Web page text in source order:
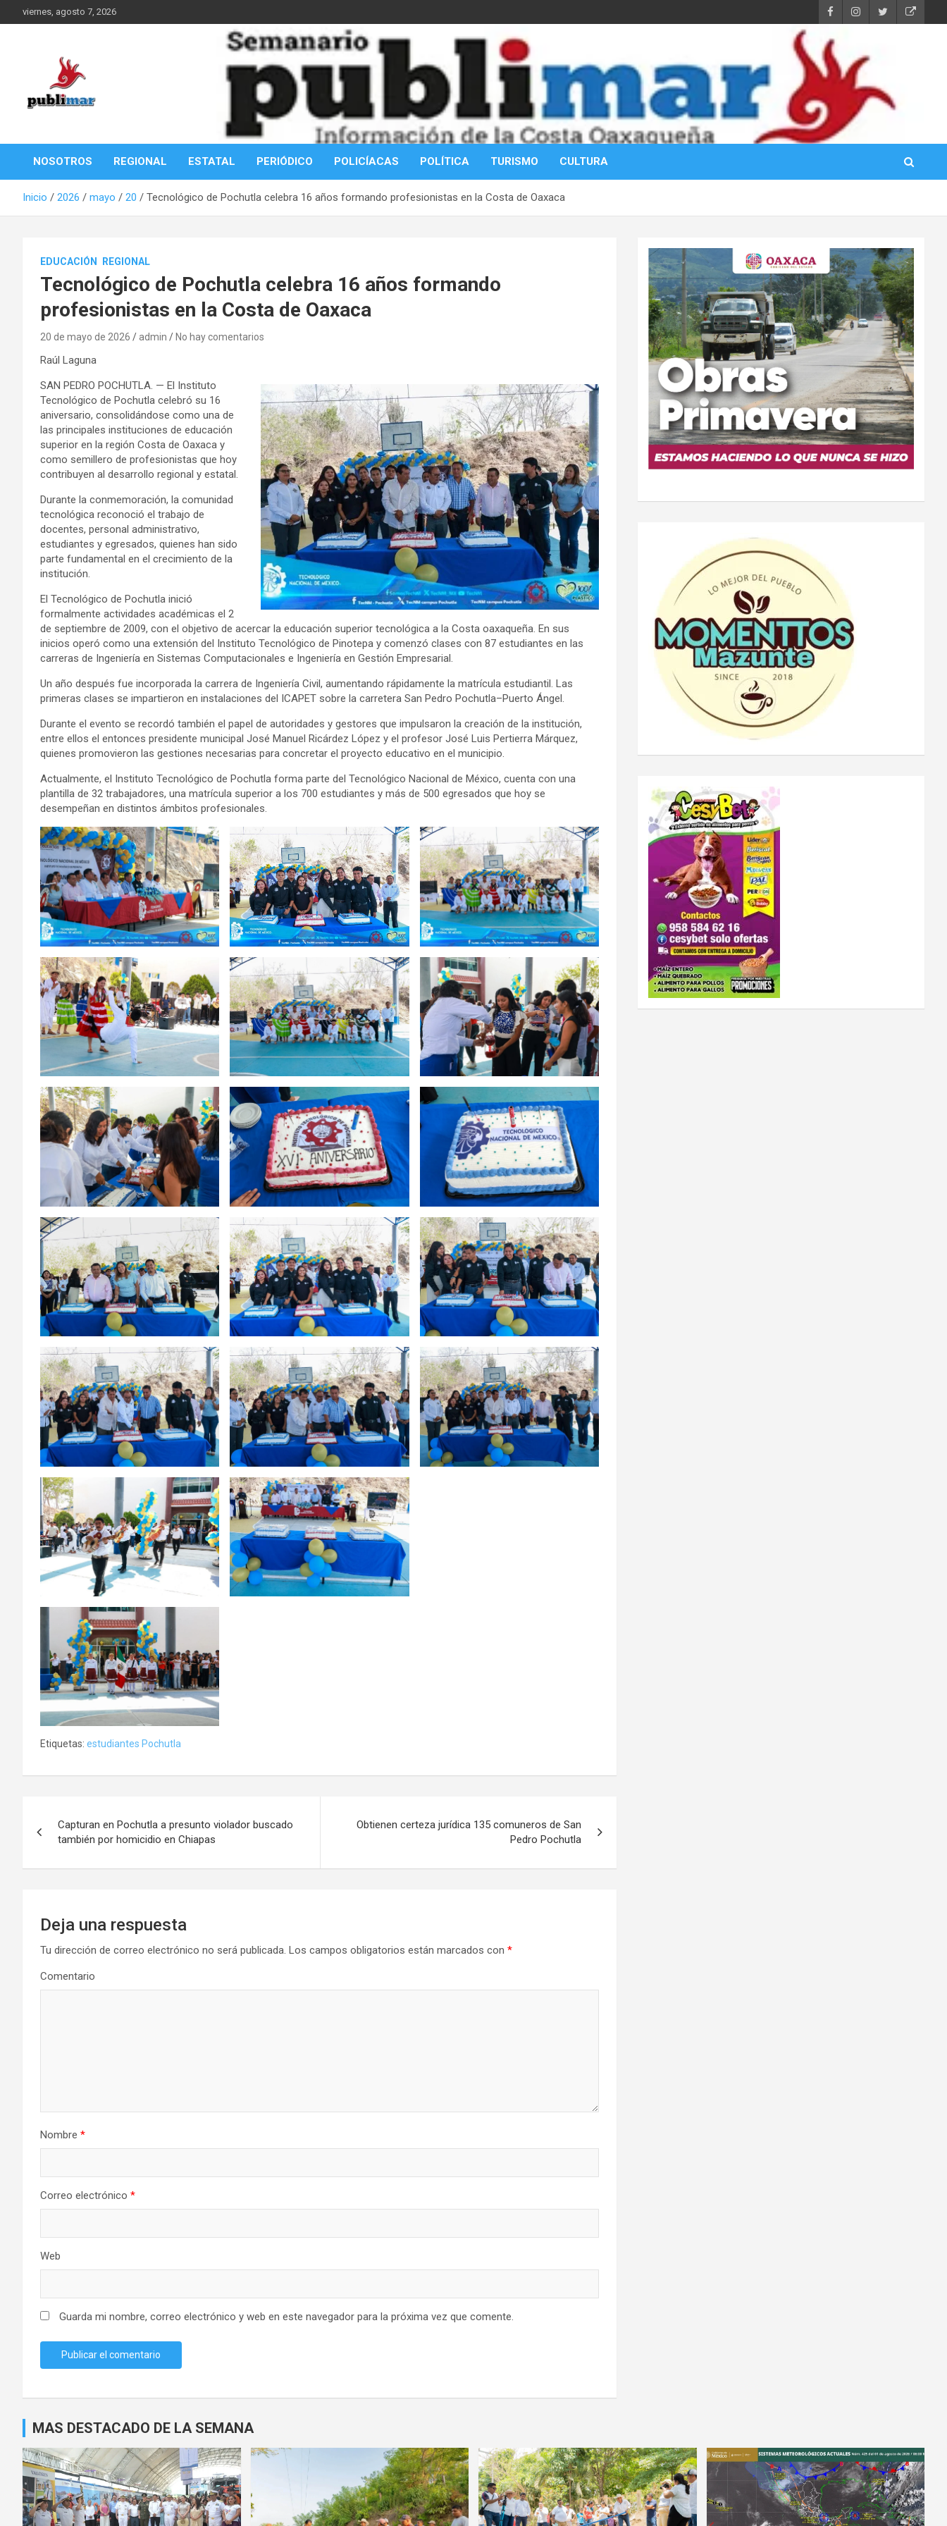
al
viernes, agosto 7, 2026
PubliMar
NOSOTROS REGIONAL ESTATAL PERIÓDICO POLICÍACAS POLÍTICA TURISMO CULTURA
Inicio 2026 mayo 20 Tecnológico de Pochutla celebra 16 años formando profesionistas en la Costa de Oaxaca
EDUCACIÓN REGIONAL
Tecnológico de Pochutla celebra 16 años formando
profesionistas en la Costa de Oaxaca
20 de mayo de 2026 admin No hay comentarios
Raúl Laguna
SAN PEDRO POCHUTLA. — El Instituto
Tecnológico de Pochutla celebró su 16
aniversario, consolidándose como una de
las principales instituciones de educación
superior en la región Costa de Oaxaca y
como semillero de profesionistas que hoy
contribuyen al desarrollo regional y estatal.
Durante la conmemoración, la comunidad
tecnológica reconoció el trabajo de
docentes, personal administrativo,
estudiantes y egresados, quienes han sido
parte fundamental en el crecimiento de la
institución.
El Tecnológico de Pochutla inició
formalmente actividades académicas el 2
de septiembre de 2009, con el objetivo de acercar la educación superior tecnológica a la Costa oaxaqueña. En sus
inicios operó como una extensión del Instituto Tecnológico de Pinotepa y comenzó clases con 87 estudiantes en las
carreras de Ingeniería en Sistemas Computacionales e Ingeniería en Gestión Empresarial.
Un año después fue incorporada la carrera de Ingeniería Civil, aumentando rápidamente la matrícula estudiantil. Las
primeras clases se impartieron en instalaciones del ICAPET sobre la carretera San Pedro Pochutla–Puerto Ángel.
Durante el evento se recordó también el papel de autoridades y gestores que impulsaron la creación de la institución,
entre ellos el entonces presidente municipal José Manuel Ricárdez López y el profesor José Luis Pertierra Márquez,
quienes promovieron las gestiones necesarias para concretar el proyecto educativo en el municipio.
Actualmente, el Instituto Tecnológico de Pochutla forma parte del Tecnológico Nacional de México, cuenta con una
plantilla de 32 trabajadores, una matrícula superior a los 700 estudiantes y más de 500 egresados que hoy se
desempeñan en distintos ámbitos profesionales.
Etiquetas: estudiantes Pochutla
de
entradas
Capturan en Pochutla a presunto violador buscado
también por homicidio en Chiapas
Obtienen certeza jurídica 135 comuneros de San
Pedro Pochutla
Deja una respuesta
Tu dirección de correo electrónico no será publicada. Los campos obligatorios están marcados con *
Comentario
Nombre *
Correo electrónico *
Web
Guarda mi nombre, correo electrónico y web en este navegador para la próxima vez que comente.
MAS DESTACADO DE LA SEMANA